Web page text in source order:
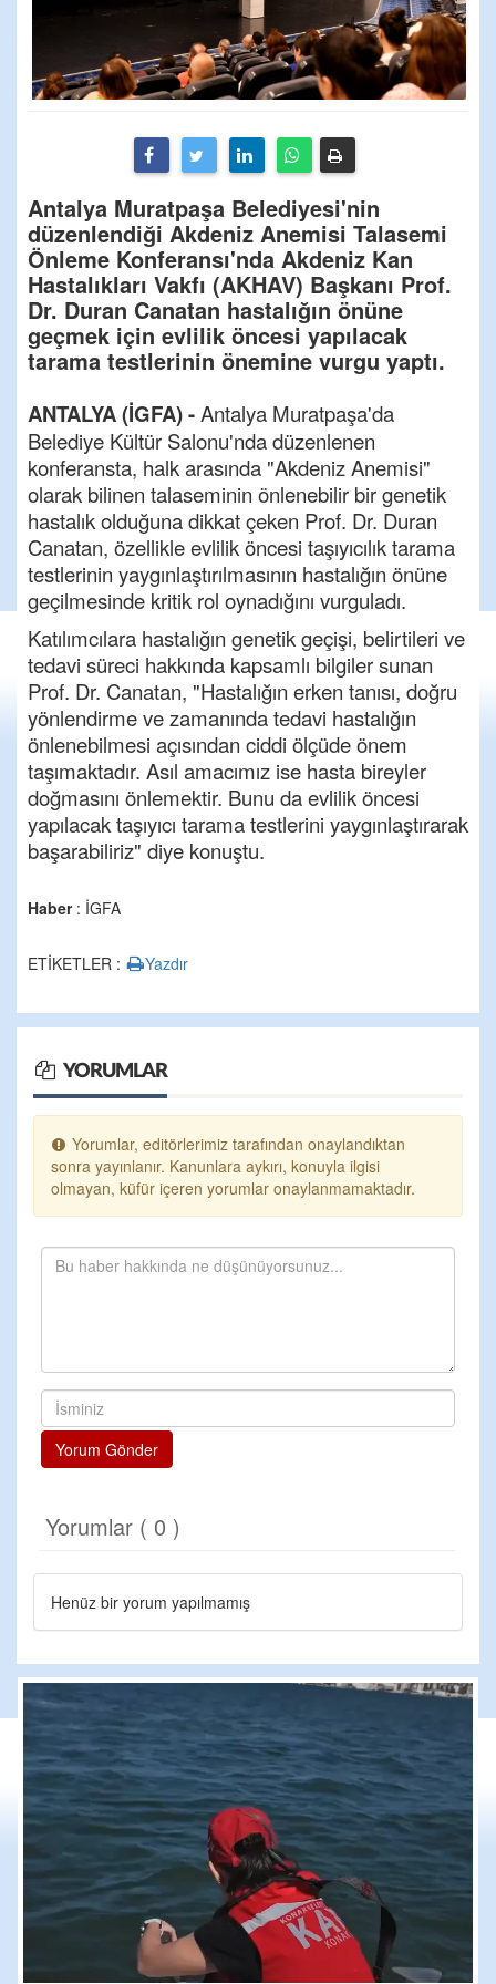
Antalya Muratpaşa Belediyesi'nin
düzenlendiği Akdeniz Anemisi Talasemi
Önleme Konferansı'nda Akdeniz Kan
Hastalıkları Vakfı (AKHAV) Başkanı Prof.
Dr. Duran Canatan hastalığın önüne
geçmek için evlilik öncesi yapılacak
tarama testlerinin önemine vurgu yaptı.
ANTALYA (İGFA) -Antalya Muratpaşa'da
Belediye Kültür Salonu'nda düzenlenen
konferansta, halk arasında "Akdeniz Anemisi"
olarak bilinen talaseminin önlenebilir bir genetik
hastalık olduğuna dikkat çeken Prof. Dr. Duran
Canatan, özellikle evlilik öncesi taşıyıcılık tarama
testlerinin yaygınlaştırılmasının hastalığın önüne
geçilmesinde kritik rol oynadığını vurguladı.
Katılımcılara hastalığın genetik geçişi, belirtileri ve
tedavi süreci hakkında kapsamlı bilgiler sunan
Prof. Dr. Canatan, "Hastalığın erken tanısı, doğru
yönlendirme ve zamanında tedavi hastalığın
önlenebilmesi açısından ciddi ölçüde önem
taşımaktadır. Asıl amacımız ise hasta bireyler
doğmasını önlemektir. Bunu da evlilik öncesi
yapılacak taşıyıcı tarama testlerini yaygınlaştırarak
başarabiliriz" diye konuştu.
Haber: İGFA
ETİKETLER : Yazdır
YORUMLAR
Yorumlar, editörlerimiz tarafından onaylandıktan
sonra yayınlanır. Kanunlara aykırı, konuyla ilgisi
olmayan, küfür içeren yorumlar onaylanmamaktadır.
Yorum Gönder
Yorumlar ( 0 )
Henüz bir yorum yapılmamış